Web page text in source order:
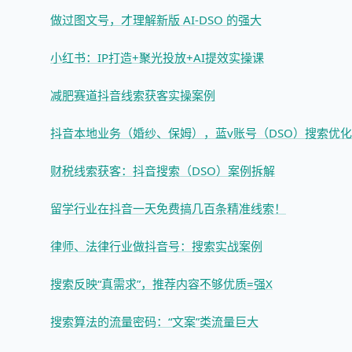
做过图文号，才理解新版 AI-DSO 的强大
小红书：IP打造+聚光投放+AI提效实操课
减肥赛道抖音线索获客实操案例
抖音本地业务（婚纱、保姆），蓝v账号（DSO）搜索优
财税线索获客：抖音搜索（DSO）案例拆解
留学行业在抖音一天免费搞几百条精准线索！
律师、法律行业做抖音号：搜索实战案例
搜索反映“真需求”，推荐内容不够优质=强X
搜索算法的流量密码：“文案”类流量巨大